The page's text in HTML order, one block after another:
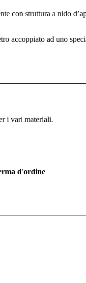
con struttura a nido
accoppiato ad uno
i vari materiali.
d'ordine